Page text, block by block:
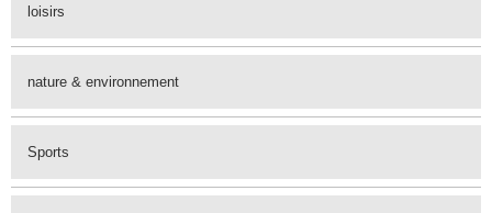
loisirs
nature & environnement
Sports